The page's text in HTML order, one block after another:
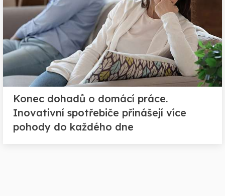
Konec dohadů o domácí práce.
Inovativní spotřebiče přinášejí více
pohody do každého dne